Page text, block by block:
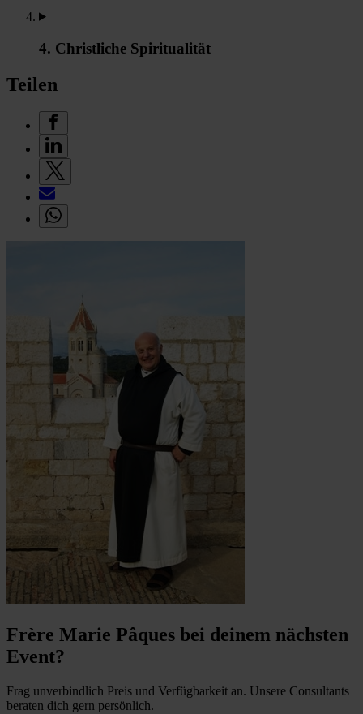
4. Christliche Spiritualität
Teilen
Frère Marie Pâques bei deinem nächsten
Event?
Frag unverbindlich Preis und Verfügbarkeit an. Unsere Consultants
beraten dich gern persönlich.